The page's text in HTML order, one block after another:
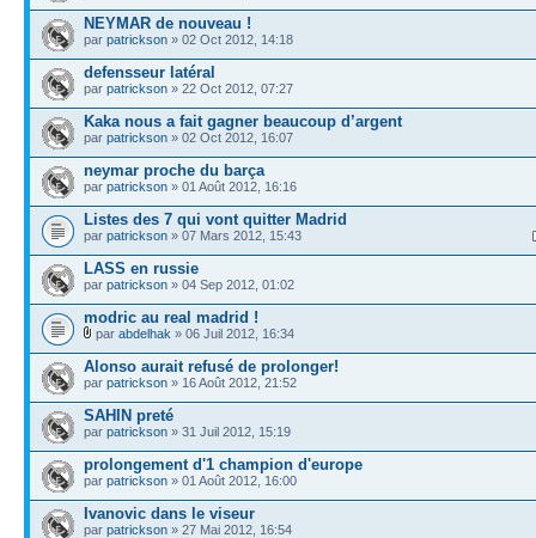
NEYMAR de nouveau !
par patrickson » 02 Oct 2012, 14:18
defensseur latéral
par patrickson » 22 Oct 2012, 07:27
Kaka nous a fait gagner beaucoup d’argent
par patrickson » 02 Oct 2012, 16:07
neymar proche du barça
par patrickson » 01 Août 2012, 16:16
Listes des 7 qui vont quitter Madrid
par patrickson » 07 Mars 2012, 15:43
LASS en russie
par patrickson » 04 Sep 2012, 01:02
modric au real madrid !
par abdelhak » 06 Juil 2012, 16:34
Alonso aurait refusé de prolonger!
par patrickson » 16 Août 2012, 21:52
SAHIN preté
par patrickson » 31 Juil 2012, 15:19
prolongement d'1 champion d'europe
par patrickson » 01 Août 2012, 16:00
Ivanovic dans le viseur
par patrickson » 27 Mai 2012, 16:54